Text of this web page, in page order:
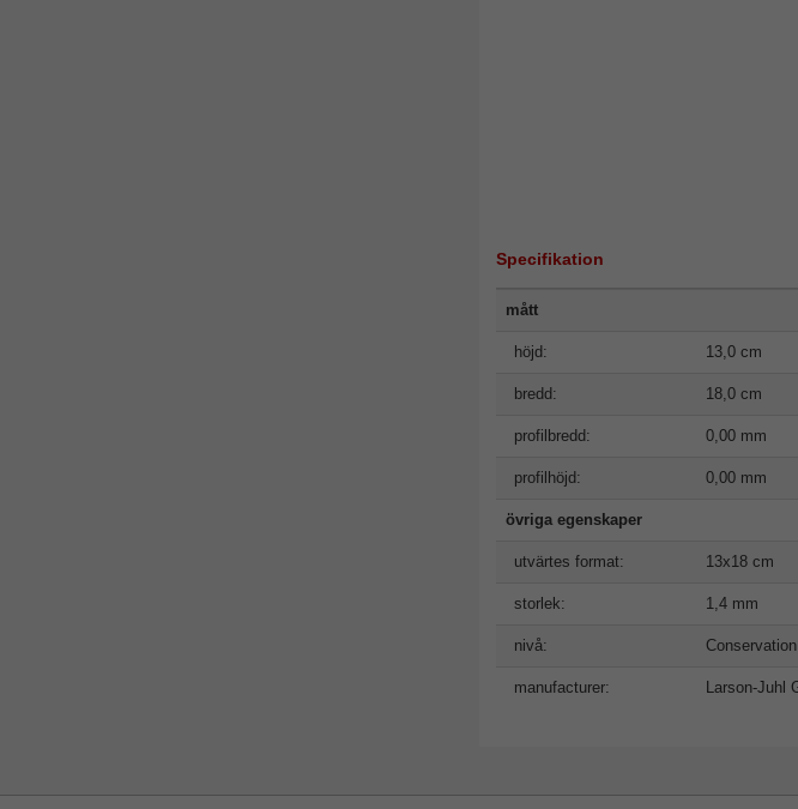
Specifikation
mått
höjd: 13,0 cm
bredd: 18,0 cm
profilbredd: 0,00 mm
profilhöjd: 0,00 mm
övriga egenskaper
utvärtes format: 13x18 cm
storlek: 1,4 mm
nivå: Conservation
manufacturer: Larson-Juhl